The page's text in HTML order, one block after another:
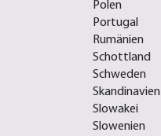
Polen
Portugal
Rumänien
Schottland
Schweden
Skandinavien
Slowakei
Slowenien